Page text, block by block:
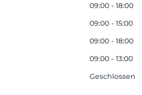
09:00 - 18:00
09:00 - 15:00
09:00 - 18:00
09:00 - 13:00
Geschlossen